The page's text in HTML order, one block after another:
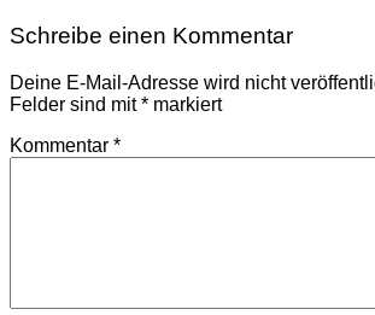
Schreibe einen Kommentar
Deine E-Mail-Adresse wird nicht
Felder sind mit* markiert
Kommentar *